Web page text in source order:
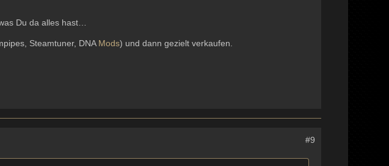
Du da alles hast…
Steamtuner, DNA Mods) und dann gezielt verkaufen.
#9